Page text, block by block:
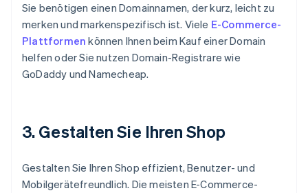
Sie benötigen einen Domainnamen, der kurz, leicht zu
merken und markenspezifisch ist. Viele E-Commerce-
Plattformen können Ihnen beim Kauf einer Domain
helfen oder Sie nutzen Domain-Registrare wie
GoDaddy und Namecheap.
3. Gestalten Sie Ihren Shop
Gestalten Sie Ihren Shop effizient, Benutzer- und
Mobilgerätefreundlich. Die meisten E-Commerce-